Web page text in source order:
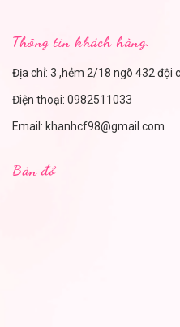
Thông tin khách hàng.
Địa chỉ: 3 ,hẻm 2/18 ngõ 432 đội
Điện thoại: 0982511033
Email: khanhcf98@gmail.com
Bản đồ